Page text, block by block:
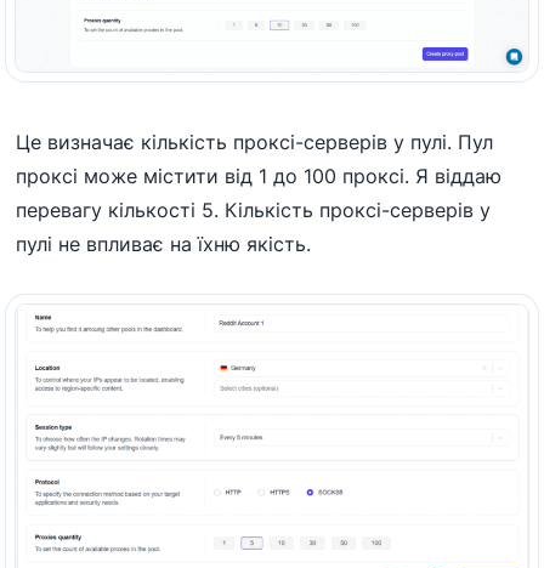
Це визначає кількість проксі-серверів у пулі. Пул
проксі може містити від 1 до 100 проксі. Я віддаю
перевагу кількості 5. Кількість проксі-серверів у
пулі не впливає на їхню якість.